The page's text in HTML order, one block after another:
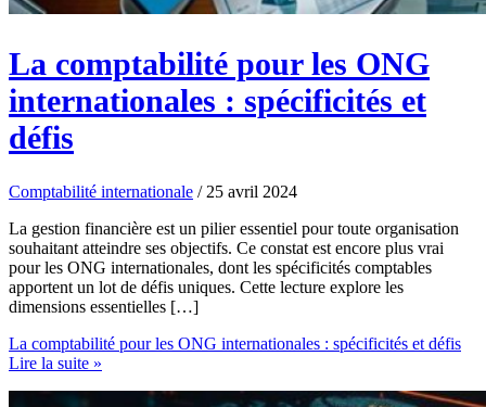
La comptabilité pour les ONG
internationales : spécificités et
défis
Comptabilité internationale /25 avril 2024
La gestion financière est un pilier essentiel pour toute organisation
souhaitant atteindre ses objectifs. Ce constat est encore plus vrai
pour les ONG internationales, dont les spécificités comptables
apportent un lot de défis uniques. Cette lecture explore les
dimensions essentielles […]
La comptabilité pour les ONG internationales : spécificités et défis
Lire la suite »